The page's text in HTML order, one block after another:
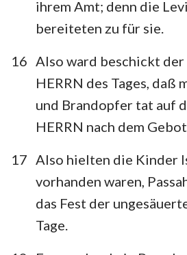
22
23 24 25
29
30 31 32
36
ihrem Amt; denn die
bereiteten zu für sie.
16 Also ward beschickt
HERRN des Tages, daß
und Brandopfer tat auf
HERRN nach dem
17 Also hielten die Kinder
vorhanden waren,
das Fest der
Tage.